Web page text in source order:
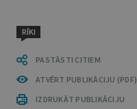
RĪKI
PASTĀSTI CITIEM
ATVĒRT PUBLIKĀCIJU (PDF)
IZDRUKĀT PUBLIKĀCIJU